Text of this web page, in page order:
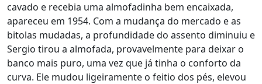
cavado e recebia uma almofadinha bem encaixada,
apareceu em 1954. Com a mudança do mercado e as
bitolas mudadas, a profundidade do assento diminuiu e
Sergio tirou a almofada, provavelmente para deixar o
banco mais puro, uma vez que já tinha o conforto da
curva. Ele mudou ligeiramente o feitio dos pés, elevou